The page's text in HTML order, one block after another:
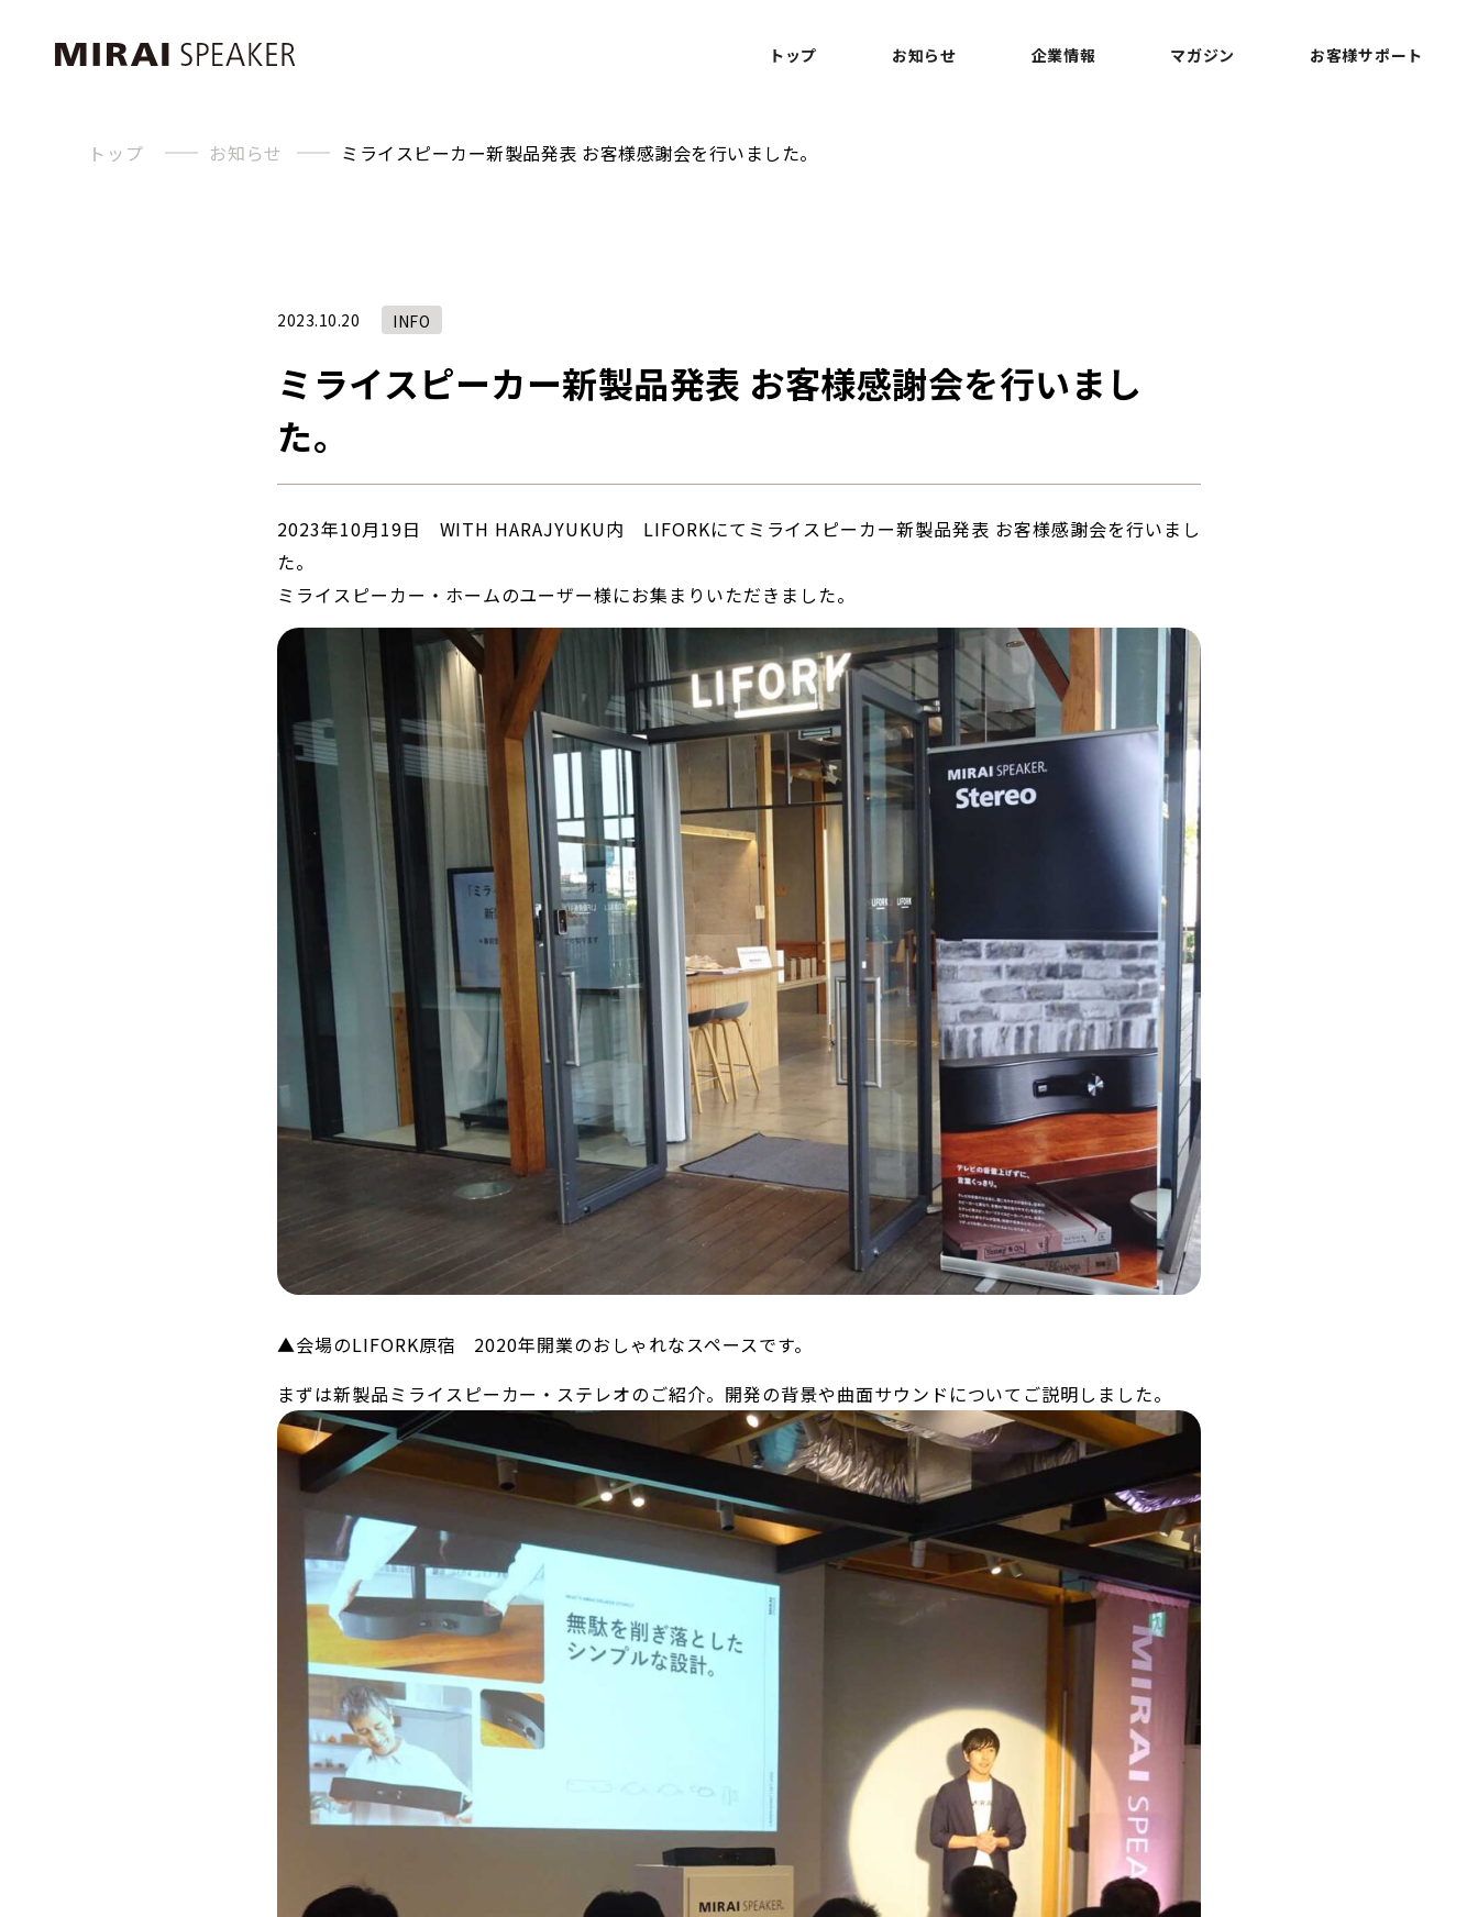
トップ お知らせ 企業情報 マガジン お客様サポート
トップ お知らせ ミライスピーカー新製品発表 お客様感謝会を行いました。
2023.10.20 INFO
ミライスピーカー新製品発表 お客様感謝会を行いまし
た。
2023年10月19日 WITH HARAJYUKU内 LIFORKにてミライスピーカー新製品発表 お客様感謝会を行いまし
た。
ミライスピーカー・ホームのユーザー様にお集まりいただきました。
▲会場のLIFORK原宿 2020年開業のおしゃれなスペースです。
まずは新製品ミライスピーカー・ステレオのご紹介。開発の背景や曲面サウンドについてご説明しました。